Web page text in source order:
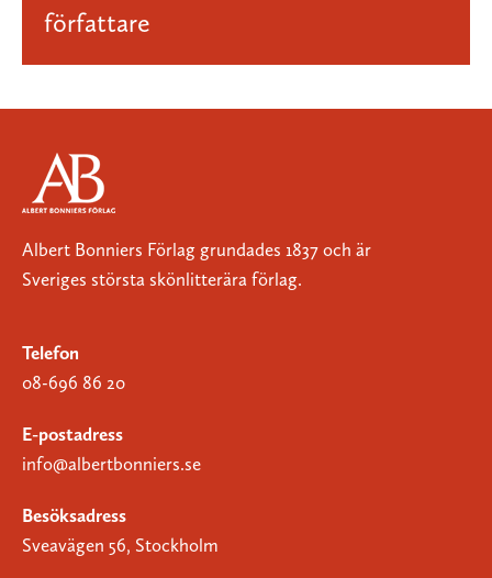
författare
Albert Bonniers Förlag grundades 1837 och är
Sveriges största skönlitterära förlag.
Telefon
08-696 86 20
E-postadress
info@albertbonniers.se
Besöksadress
Sveavägen 56, Stockholm